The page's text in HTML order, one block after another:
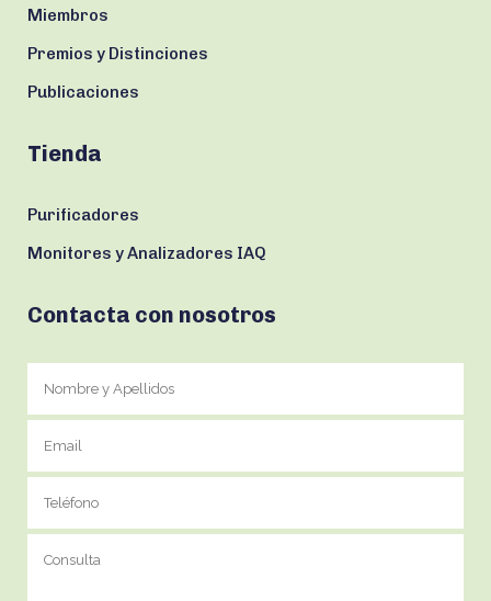
Miembros
Premios y Distinciones
Publicaciones
Tienda
Purificadores
Monitores y Analizadores IAQ
Contacta con nosotros